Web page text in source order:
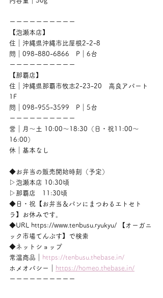
ーーーーーーーーーー
【泡瀬本店】
住｜沖縄県沖縄市比屋根2-2-8
問｜098-880-6866　P｜6台
ーーーーーーーーーー
【那覇店】
住｜沖縄県那覇市牧志2-23-20　高良アパート
1F
問｜098-955-3599　P｜5台
ーーーーーーーーーー
営｜月〜土 10:00〜18:30（日・祝11:00〜
16:00）
休｜基本なし
◆お弁当の販売開始時刻（予定）
▷泡瀬本店 10:30頃
▷那覇店　11:30頃
◆日・祝【お弁当＆パンにまつわるエトセト
ラ】お休みです。
◆URL https://www.tenbusu.ryukyu/ 【オーガニ
ック市場てんぶす】で検索
◆ネットショップ
常温商品｜
https://tenbusu.thebase.in/
ホメオパシー｜
https://homeo.thebase.in/
ーーーーーーーーーー